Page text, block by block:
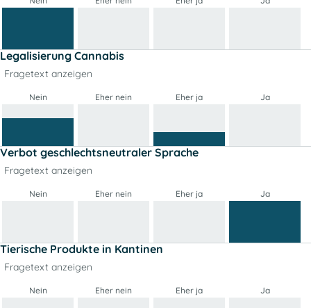
Legalisierung Cannabis
Fragetext anzeigen
Nein Eher nein Eher ja Ja
Verbot geschlechtsneutraler Sprache
Fragetext anzeigen
Nein Eher nein Eher ja Ja
Tierische Produkte in Kantinen
Fragetext anzeigen
Nein Eher nein Eher ja Ja